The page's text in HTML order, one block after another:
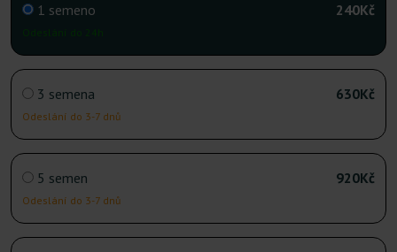
1 semeno 240Kč
3 semena
Odeslání do 3-7 dnů
630Kč
5 semen
Odeslání do 3-7 dnů
920Kč